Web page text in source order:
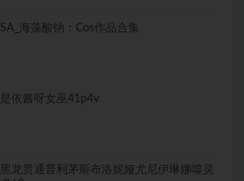
SA_海藻酸钠：Cos作品合集
是依酱呀女巫41p4v
黑龙贯通普利茅斯布洛妮娅尤尼伊琳娜噬灵